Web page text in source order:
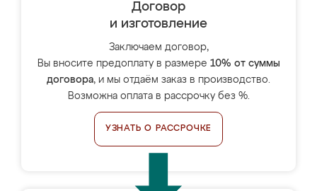
Договор
и изготовление
Заключаем договор,
Вы вносите предоплату в размере 10% от суммы
договора, и мы отдаём заказ в производство.
Возможна оплата в рассрочку без %.
УЗНАТЬ О РАССРОЧКЕ